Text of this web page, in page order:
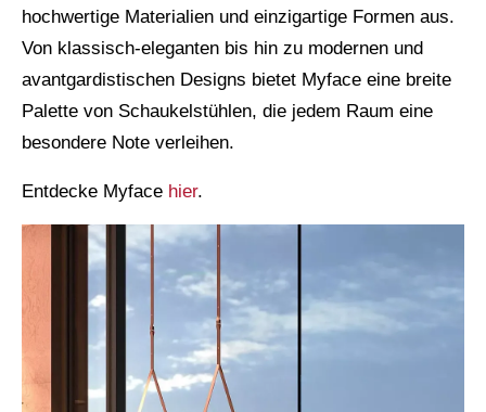
hochwertige Materialien und einzigartige Formen aus.
Von klassisch-eleganten bis hin zu modernen und
avantgardistischen Designs bietet Myface eine breite
Palette von Schaukelstühlen, die jedem Raum eine
besondere Note verleihen.
Entdecke Myface hier.